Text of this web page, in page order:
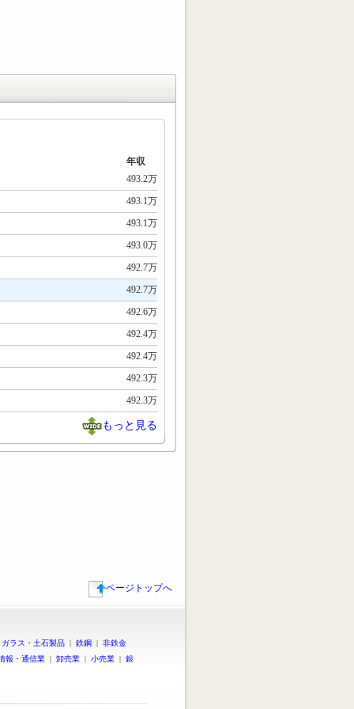
年収
493.2万
493.1万
493.1万
493.0万
492.7万
492.7万
492.6万
492.4万
492.4万
492.3万
492.3万
もっと見る
ページトップへ
ガラス・土石製品 | 鉄鋼 | 非鉄金
報・通信業 | 卸売業 | 小売業 | 銀